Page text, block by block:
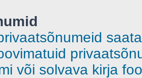
või solvava kirja